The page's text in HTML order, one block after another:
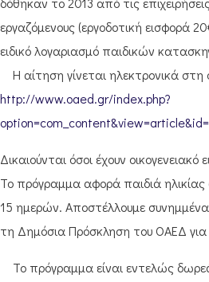
εργαζόμενους (εργοδοτική εισφορά
ειδικό λογαριασμό παιδικών
Η αίτηση γίνεται ηλεκτρονικά
http://www.oaed.gr/index.php?
Δικαιούνται όσοι έχουν
Το πρόγραμμα αφορά παιδιά ηλικίας
15 ημερών. Αποστέλλουμε συνημμένα
τη Δημόσια Πρόσκληση του ΟΑΕΔ
Το πρόγραμμα είναι εντελώς